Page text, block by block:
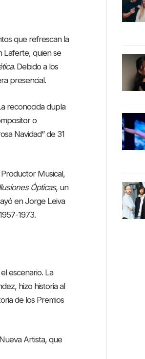
que refrescan la
Laferte, quien se
. Debido a los
presencial.
reconocida dupla
o
Navidad” de 31
Musical,
Ópticas, un
en Jorge Leiva
1973.
escenario. La
hizo historia al
de los Premios
Artista, que